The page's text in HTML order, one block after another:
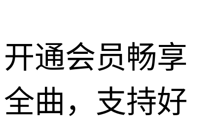
开通会员畅享
全曲，支持好